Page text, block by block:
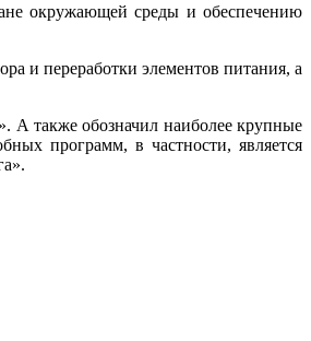
окружающей среды и обеспечению
и переработки элементов питания, а
А также обозначил наиболее крупные
программ, в частности, является